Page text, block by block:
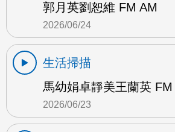
郭月英劉恕維 FM AM
2026/06/24
生活掃描
馬幼娟卓靜美王蘭英 FM
2026/06/23